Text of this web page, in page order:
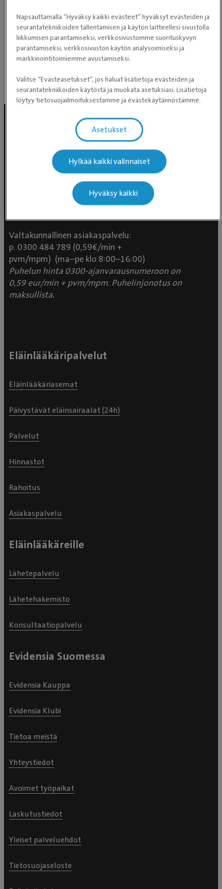
Perustuen Google-arvioihin
Julkaisumme Facebookissa
Evidensia Eläinlääkäripalvelut
Valtakunnallinen asiakaspalvelu:
p. 0300 484 789 (0,59€/min +
pvm/mpm) (ma–pe klo 8:00–16:00)
Puhelun hinta 0300-ajanvarausnumeroon on
0,59 eur/min + pvm/mpm. Puhelinjonotus on
maksullista.
Eläinlääkäripalvelut
Eläinlääkäriasemat
Päivystävät eläinsairaalat (24h)
Palvelut
Hinnastot
Rahoitus
Asiakaspalvelu
Eläinlääkäreille
Lähetepalvelu
Lähetehakemisto
Konsultaatiopalvelu
Evidensia Suomessa
Evidensia Kauppa
Evidensia Klubi
Tietoa meistä
Yhteystiedot
Avoimet työpaikat
Laskutustiedot
Yleiset palveluehdot
Tietosuojaseloste
Napsauttamalla ”Hyväksy kaikki evästeet” hyväksyt evästeiden ja
seurantatekniikoiden tallentamisen ja käytön laitteellesi sivustolla
liikkumisen parantamiseksi, verkkosivustomme suorituskyvyn
parantamiseksi, verkkosivuston käytön analysoimiseksi ja
markkinointitoimiemme avustamiseksi.
Valitse ”Evästeasetukset”, jos haluat lisätietoja evästeiden ja
seurantatekniikoiden käytöstä ja muokata asetuksiasi. Lisätietoja
löytyy tietosuojailmoituksestamme ja evästekäytännöstämme.
Asetukset
Hylkää kaikki valinnaiset
Hyväksy kaikki